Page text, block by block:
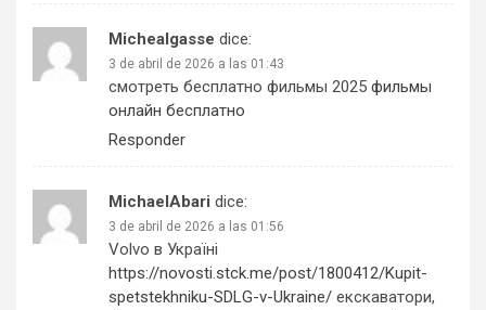
Michealgasse dice:
3 de abril de 2026 a las 01:43
смотреть бесплатно фильмы 2025 фильмы
онлайн бесплатно
Responder
MichaelAbari dice:
3 de abril de 2026 a las 01:56
Volvo в Україні
https://novosti.stck.me/post/1800412/Kupit-
spetstekhniku-SDLG-v-Ukraine/ екскаватори,